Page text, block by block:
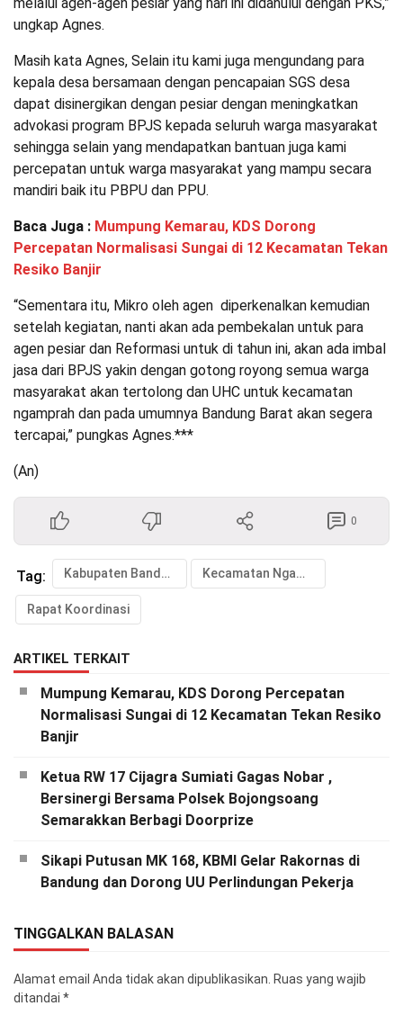
melalui agen-agen pesiar yang hari ini didahului dengan PKS,”
ungkap Agnes.
Masih kata Agnes, Selain itu kami juga mengundang para
kepala desa bersamaan dengan pencapaian SGS desa
dapat disinergikan dengan pesiar dengan meningkatkan
advokasi program BPJS kepada seluruh warga masyarakat
sehingga selain yang mendapatkan bantuan juga kami
percepatan untuk warga masyarakat yang mampu secara
mandiri baik itu PBPU dan PPU.
Baca Juga : Mumpung Kemarau, KDS Dorong
Percepatan Normalisasi Sungai di 12 Kecamatan Tekan
Resiko Banjir
“Sementara itu, Mikro oleh agen diperkenalkan kemudian
setelah kegiatan, nanti akan ada pembekalan untuk para
agen pesiar dan Reformasi untuk di tahun ini, akan ada imbal
jasa dari BPJS yakin dengan gotong royong semua warga
masyarakat akan tertolong dan UHC untuk kecamatan
ngamprah dan pada umumnya Bandung Barat akan segera
tercapai,” pungkas Agnes.***
(An)
0
Tag: Kabupaten Bandung Barat Kecamatan Ngamprah
Rapat Koordinasi
ARTIKEL TERKAIT
Mumpung Kemarau, KDS Dorong Percepatan
Normalisasi Sungai di 12 Kecamatan Tekan Resiko
Banjir
Ketua RW 17 Cijagra Sumiati Gagas Nobar ,
Bersinergi Bersama Polsek Bojongsoang
Semarakkan Berbagi Doorprize
Sikapi Putusan MK 168, KBMI Gelar Rakornas di
Bandung dan Dorong UU Perlindungan Pekerja
TINGGALKAN BALASAN
Alamat email Anda tidak akan dipublikasikan. Ruas yang wajib
ditandai *